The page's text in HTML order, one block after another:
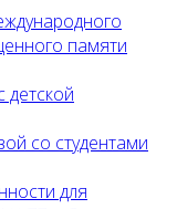
памяти
со студентами
для